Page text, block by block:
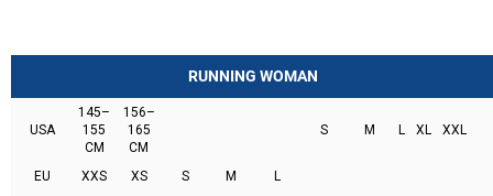
RUNNING WOMAN
USA
145–
155
CM
156–
165
CM
S M L XL XXL
EU XXS XS S M
L